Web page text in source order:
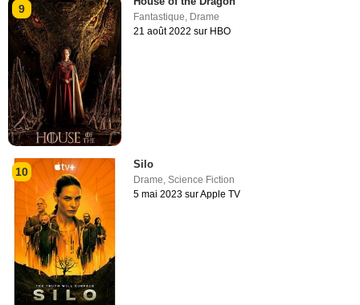
9
Fantastique Drame
21 août 2022 sur HBO
10
Silo
Drame,Science Fiction
5 mai 2023 sur Apple TV